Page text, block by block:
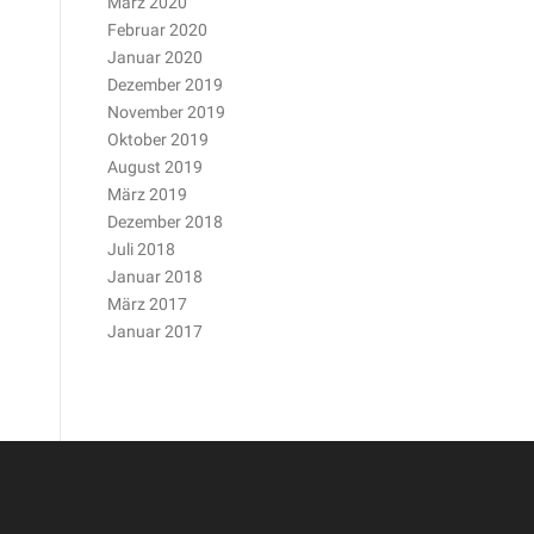
Februar 2020
Januar 2020
Dezember 2019
November 2019
Oktober 2019
August 2019
März 2019
Dezember 2018
Juli 2018
Januar 2018
März 2017
Januar 2017